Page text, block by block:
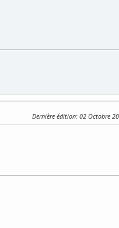
Dernière édition: 02 Octobre